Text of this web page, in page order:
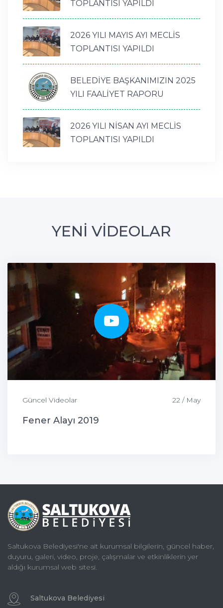
TOPLANTISI YAPILDI
2026 YILI MAYIS AYI MECLİS
TOPLANTISI YAPILDI
BELEDİYE BAŞKANIMIZIN 2025
YILI FAALİYET RAPORU
2026 YILI NİSAN AYI MECLİS
TOPLANTISI YAPILDI
YENİ VİDEOLAR
Güncel Videolar 22 / May
Fener Alayı 2019
Saltukova Belediyesi'ne ait kurumsal bilgilerin, güncel haber,
duyuru, galeri, video, proje, çalışmalar ve etkinliklerin yer
aldığı kurumsal web sitesi.
Saltukova Belediyesi